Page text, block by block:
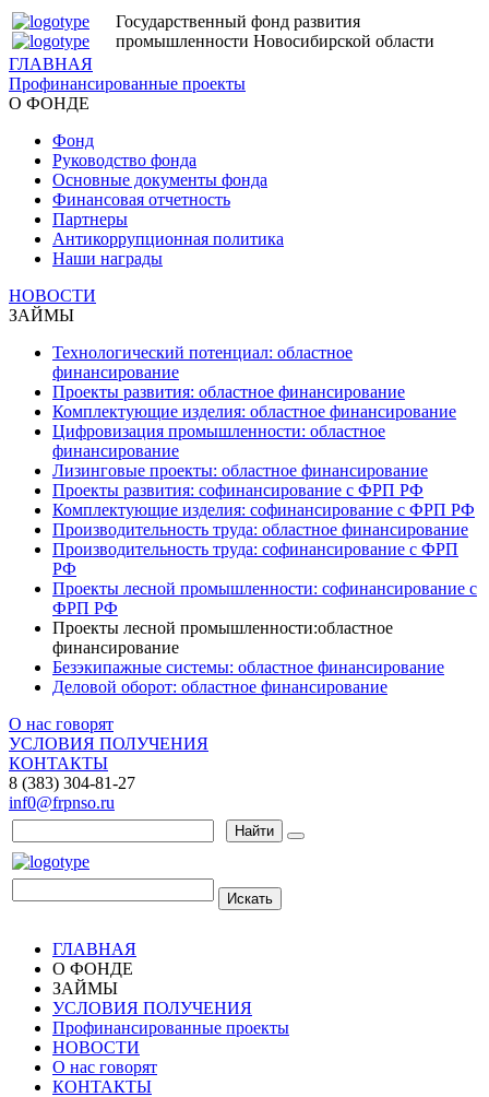
Государственный фонд развития
промышленности Новосибирской области
ГЛАВНАЯ
Профинансированные проекты
О ФОНДЕ
Фонд
Руководство фонда
Основные документы фонда
Финансовая отчетность
Партнеры
Антикоррупционная политика
Наши награды
НОВОСТИ
ЗАЙМЫ
Технологический потенциал: областное
финансирование
Проекты развития: областное финансирование
Комплектующие изделия: областное финансирование
Цифровизация промышленности: областное
финансирование
Лизинговые проекты: областное финансирование
Проекты развития: софинансирование с ФРП РФ
Комплектующие изделия: софинансирование с ФРП РФ
Производительность труда: областное финансирование
Производительность труда: софинансирование с ФРП
РФ
Проекты лесной промышленности: софинансирование с
ФРП РФ
Проекты лесной промышленности:областное
финансирование
Безэкипажные системы: областное финансирование
Деловой оборот: областное финансирование
О нас говорят
УСЛОВИЯ ПОЛУЧЕНИЯ
КОНТАКТЫ
8 (383) 304-81-27
inf0@frpnso.ru
Найти
Искать
ГЛАВНАЯ
О ФОНДЕ
ЗАЙМЫ
УСЛОВИЯ ПОЛУЧЕНИЯ
Профинансированные проекты
НОВОСТИ
О нас говорят
КОНТАКТЫ